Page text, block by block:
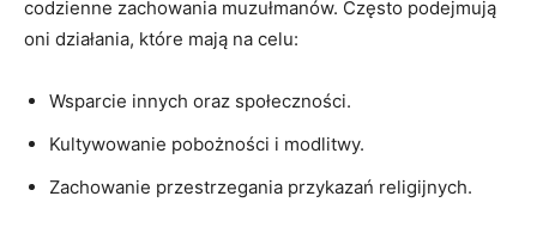
codzienne zachowania muzułmanów. Często podejmują
oni działania, które mają na celu:
Wsparcie innych oraz społeczności.
Kultywowanie pobożności i modlitwy.
Zachowanie przestrzegania przykazań religijnych.